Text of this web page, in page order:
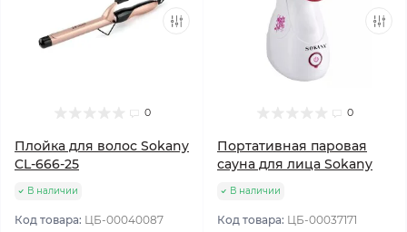
0
Плойка для волос Sokany
CL-666-25
В наличии
Код товара: ЦБ-00040087
0
Портативная паровая
сауна для лица Sokany
В наличии
Код товара: ЦБ-00037171